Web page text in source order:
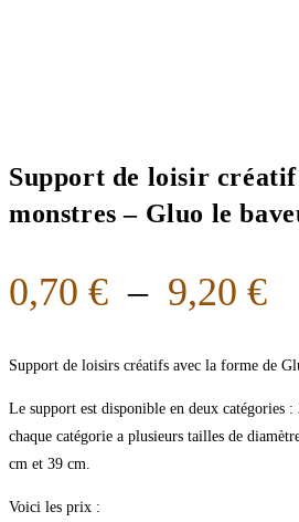
Support de loisir créatif
monstres – Gluo le
0,70 € – 9,20 €
Support de loisirs créatifs avec la forme de
Le support est disponible en deux catégories
chaque catégorie a plusieurs tailles de
cm et 39 cm.
Voici les prix :